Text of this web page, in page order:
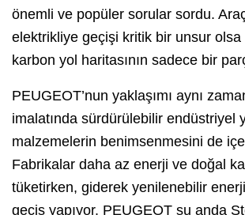
önemli ve popüler sorular sordu.
elektrikliye geçişi kritik bir unsur olsa
karbon yol haritasının sadece bir
PEUGEOT’nun yaklaşımı aynı
imalatında sürdürülebilir endüstriyel
malzemelerin benimsenmesini de
Fabrikalar daha az enerji ve doğal
tüketirken, giderek yenilenebilir
geçiş yapıyor. PEUGEOT şu anda